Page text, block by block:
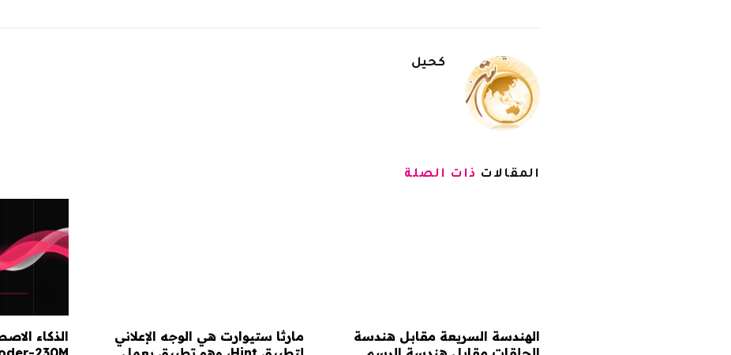
كحيل
المقالات ذات الصلة
الهندسة السريعة مقابل هندسة
مارثا ستيوارت هي الوجه الإعلاني
الذكاء